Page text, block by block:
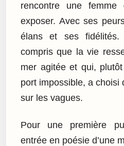
rencontre une femme
exposer. Avec ses
élans et ses
compris que la vie
mer agitée et qui,
port impossible, a choisi
sur les vagues.
Pour une première
entrée en poésie d’une